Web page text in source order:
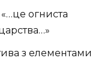
огниста
з елементами